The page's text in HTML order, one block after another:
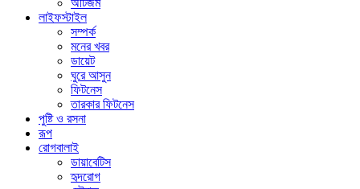
অটিজম
লাইফস্টাইল
সম্পর্ক
মনের খবর
ডায়েট
ঘুরে আসুন
ফিটনেস
তারকার ফিটনেস
পুষ্টি ও রসনা
রূপ
রোগবালাই
ডায়াবেটিস
হৃদরোগ